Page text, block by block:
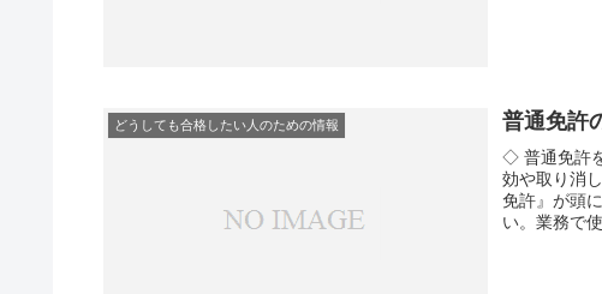
どうしても合格したい人のための情報 普通免許
◇ 普通免許
効や取り消
免許』が頭
い。業務で